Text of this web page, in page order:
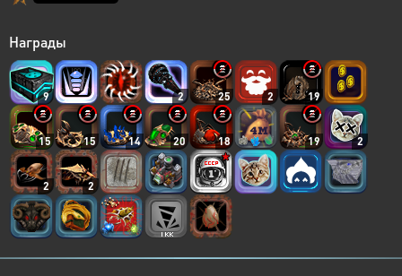
Награды
9 2 25 2 19
15 15 14 20 18 19 2
2 2